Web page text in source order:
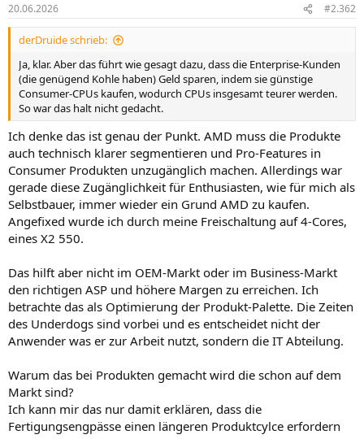
20.06.2026 #2.362
derDruide schrieb:
Ja, klar. Aber das führt wie gesagt dazu, dass die Enterprise-Kunden
(die genügend Kohle haben) Geld sparen, indem sie günstige
Consumer-CPUs kaufen, wodurch CPUs insgesamt teurer werden.
So war das halt nicht gedacht.
Ich denke das ist genau der Punkt. AMD muss die Produkte
auch technisch klarer segmentieren und Pro-Features in
Consumer Produkten unzugänglich machen. Allerdings war
gerade diese Zugänglichkeit für Enthusiasten, wie für mich als
Selbstbauer, immer wieder ein Grund AMD zu kaufen.
Angefixed wurde ich durch meine Freischaltung auf 4-Cores,
eines X2 550.
Das hilft aber nicht im OEM-Markt oder im Business-Markt
den richtigen ASP und höhere Margen zu erreichen. Ich
betrachte das als Optimierung der Produkt-Palette. Die Zeiten
des Underdogs sind vorbei und es entscheidet nicht der
Anwender was er zur Arbeit nutzt, sondern die IT Abteilung.
Warum das bei Produkten gemacht wird die schon auf dem
Markt sind?
Ich kann mir das nur damit erklären, dass die
Fertigungsengpässe einen längeren Produktcylce erfordern